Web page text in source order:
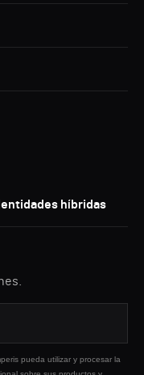
híbridas
pueda utilizar y procesar la